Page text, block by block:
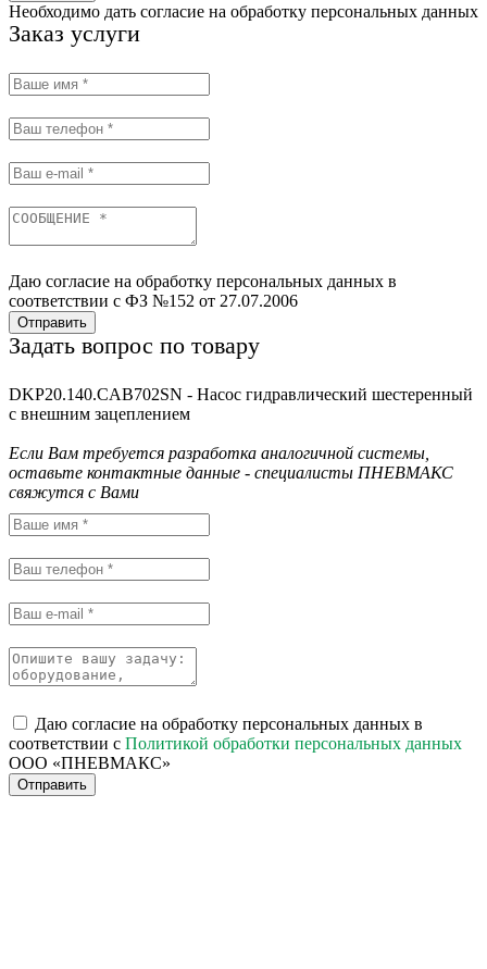
Необходимо дать согласие на обработку персональных данных
Заказ услуги
Даю согласие на обработку персональных данных в
соответствии с ФЗ №152 от 27.07.2006
Отправить
Задать вопрос по товару
DKP20.140.CAB702SN - Насос гидравлический шестеренный
с внешним зацеплением
Если Вам требуется разработка аналогичной системы,
оставьте контактные данные - специалисты ПНЕВМАКС
свяжутся с Вами
Даю согласие на обработку персональных данных в
соответствии с Политикой обработки персональных данных
ООО «ПНЕВМАКС»
Отправить